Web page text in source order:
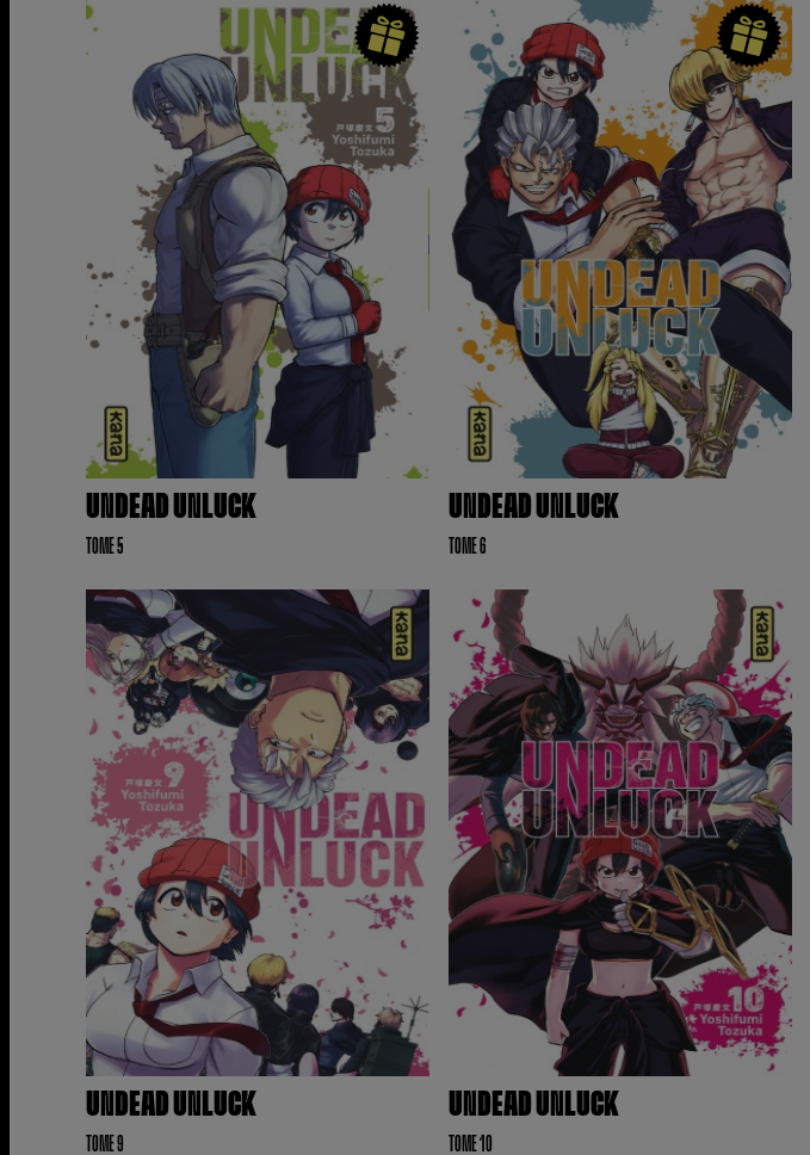
UNDEAD UNLUCK
TOME 5
UNDEAD UNLUCK
TOME 6
UNDEAD UNLUCK
TOME 9
UNDEAD UNLUCK
TOME 10